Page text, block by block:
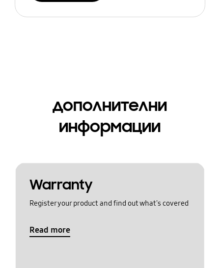
дополнителни
информации
Warranty
Register your product and find out what's covered
Read more